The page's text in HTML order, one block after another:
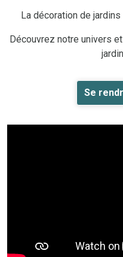
La décoration de
Découvrez notre univers
Se